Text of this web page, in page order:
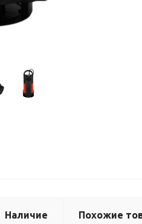
Наличие Похожие